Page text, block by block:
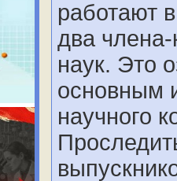
работают
два
наук. Это
основным
научного